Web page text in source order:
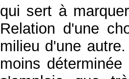
qui sert à
Relation d'une
milieu d'une
moins